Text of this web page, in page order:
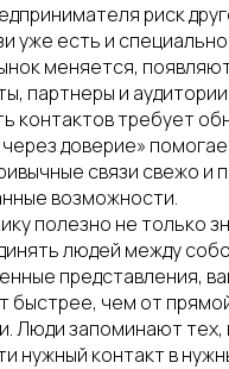
риск
уже есть и
меняется,
партнеры и
контактов требует
доверие»
связи свежо и
возможности.
полезно не только
людей между
представления,
быстрее, чем от
Люди запоминают тех,
нужный контакт в